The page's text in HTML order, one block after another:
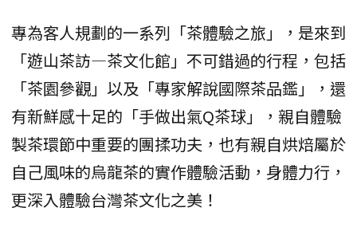
專為客人規劃的一系列「茶體驗之旅」，是來到
「遊山茶訪—茶文化館」不可錯過的行程，包括
「茶園參觀」以及「專家解說國際茶品鑑」，還
有新鮮感十足的「手做出氣Q茶球」，親自體驗
製茶環節中重要的團揉功夫，也有親自烘焙屬於
自己風味的烏龍茶的實作體驗活動，身體力行，
更深入體驗台灣茶文化之美！